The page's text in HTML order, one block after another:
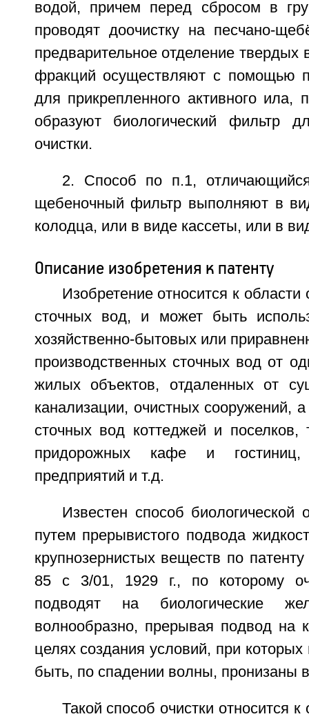
водой, причем перед сбросом в
проводят доочистку на песчано-
предварительное отделение твердых
фракций осуществляют с помощью
для прикрепленного активного ила,
образуют биологический фильтр
очистки.
2. Способ по п.1,
щебеночный фильтр выполняют в
колодца, или в виде кассеты, или в
Описание изобретения к патенту
Изобретение относится к
сточных вод, и может быть
хозяйственно-бытовых или
производственных сточных вод от
жилых объектов, отдаленных от
канализации, очистных сооружений,
сточных вод коттеджей и поселков,
придорожных кафе и
предприятий и т.д.
Известен способ биологической
путем прерывистого подвода
крупнозернистых веществ по
85 с 3/01, 1929 г., по которому
подводят на биологические
волнообразно, прерывая подвод на
целях создания условий, при которых
быть, по спадении волны, пронизаны
Такой способ очистки относится